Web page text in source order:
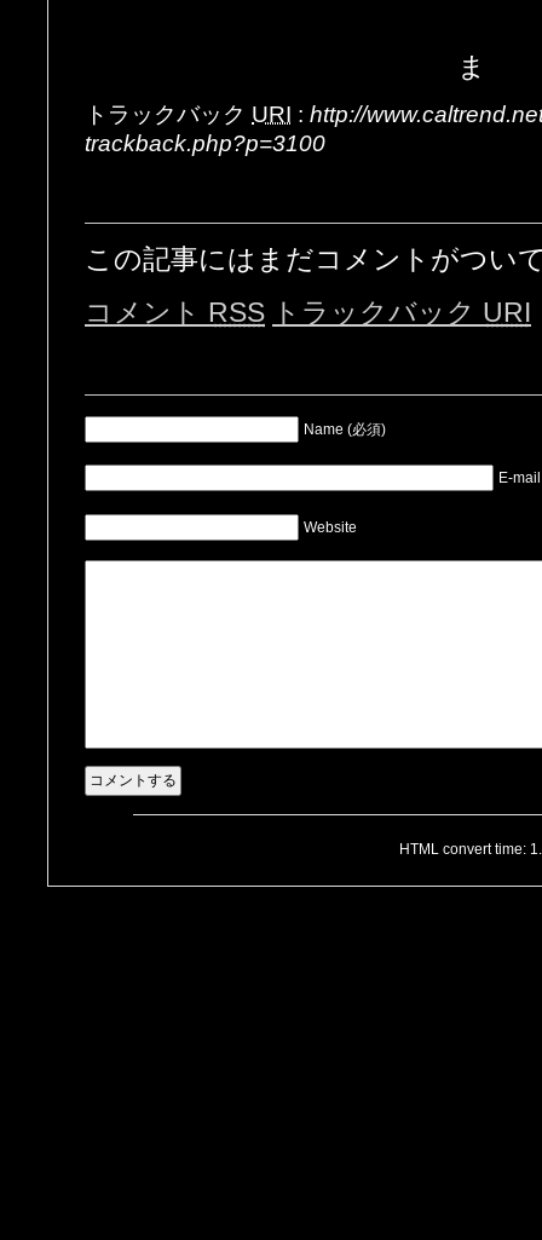
ま
トラックバック URI : http://
trackback.php?p=3100
この記事にはまだコメントがつい
コメント RSS トラックバック URI
Name (必須)
E-
Website
HTML convert time: